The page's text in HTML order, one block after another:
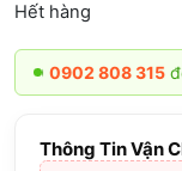
Hết hàng
0902 808 315để
Thông Tin Vận